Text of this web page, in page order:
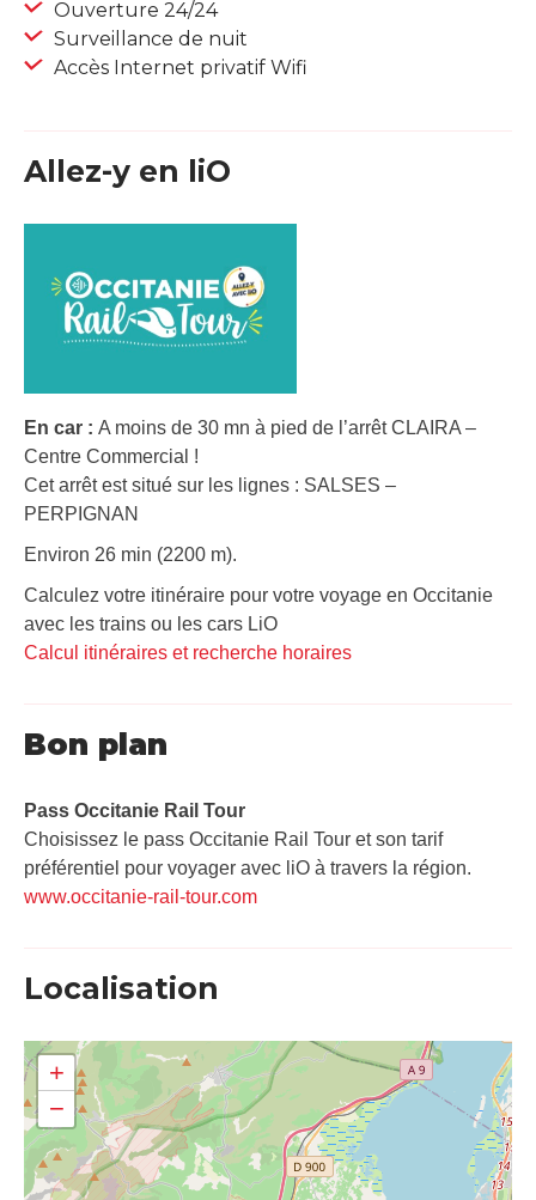
Ouverture 24/24
Surveillance de nuit
Accès Internet privatif Wifi
Allez-y en liO
En car : A moins de 30 mn à pied de l’arrêt CLAIRA –
Centre Commercial !
Cet arrêt est situé sur les lignes : SALSES –
PERPIGNAN
Environ 26 min (2200 m).
Calculez votre itinéraire pour votre voyage en Occitanie
avec les trains ou les cars LiO
Calcul itinéraires et recherche horaires
Bon plan
Pass Occitanie Rail Tour​
Choisissez le pass Occitanie Rail Tour et son tarif
préférentiel pour voyager avec liO à travers la région.
www.occitanie-rail-tour.com
Localisation
+
−